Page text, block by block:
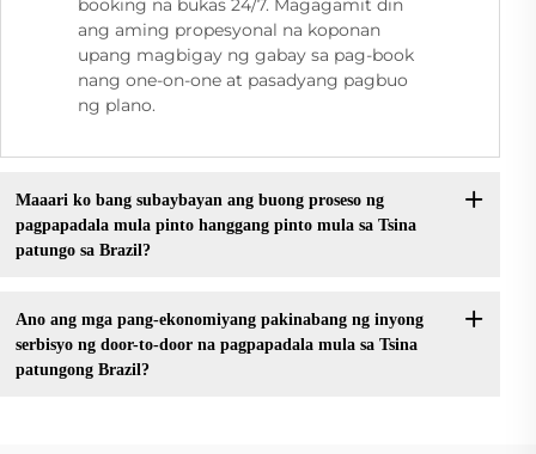
booking na bukas 24/7. Magagamit din
ang aming propesyonal na koponan
upang magbigay ng gabay sa pag-book
nang one-on-one at pasadyang pagbuo
ng plano.
Maaari ko bang subaybayan ang buong proseso ng
pagpapadala mula pinto hanggang pinto mula sa Tsina
patungo sa Brazil?
Ano ang mga pang-ekonomiyang pakinabang ng inyong
serbisyo ng door-to-door na pagpapadala mula sa Tsina
patungong Brazil?